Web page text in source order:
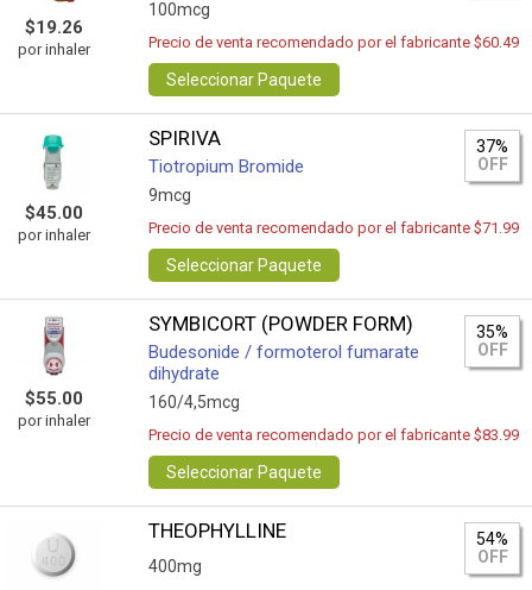
$19.26
por inhaler
100mcg
Precio de venta recomendado por el fabricante $60.49
Seleccionar Paquete
$45.00
por inhaler
SPIRIVA
Tiotropium Bromide
9mcg
37%
OFF
Precio de venta recomendado por el fabricante $71.99
Seleccionar Paquete
$55.00
por inhaler
SYMBICORT (POWDER FORM)
Budesonide / formoterol fumarate
dihydrate
160/4,5mcg
35%
OFF
Precio de venta recomendado por el fabricante $83.99
Seleccionar Paquete
THEOPHYLLINE
400mg
54%
OFF